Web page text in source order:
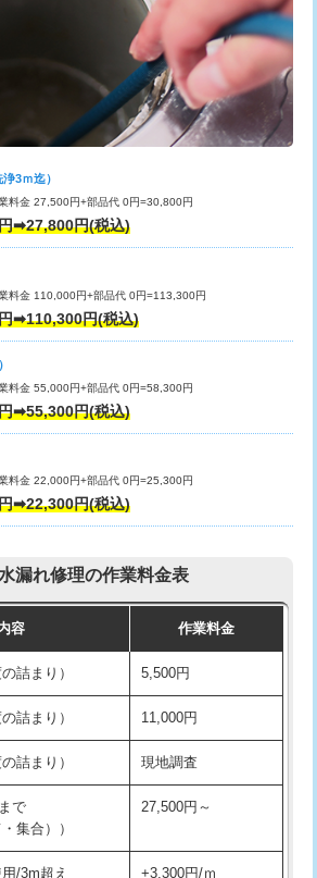
/3ｍ超え)
・埋め戻し作
11,000円~
工事/3ｍまで） 55,000円
水管工事/3ｍ超
・埋め戻し作業）
満）
以上）
さ10㎝まで）
厚さ10㎝超え）
㎝まで）
10㎝超え）
16,500円
現場見積
までの価格です。
8,800円
処理・清掃・修
など（軽作業）
11,000円
水処理・清掃・修
など（中作業）
22,000円
水処理・清掃・修
工など（重作業）
33,000円
）
付・デッキ
（壁付・デッキ
16,500円+材料費
排水トラップ
品） 11,000円+材料費
） 13,200円
栓） 16,500円
・分岐水栓） 16,500円
加工) 16,500円
止め) 3,300円
具設置)
3ｍ迄）
料金 27,500円+部品代 0円=30,800円
➡27,800円(税込)
料金 110,000円+部品代 0円=113,300円
➡110,300円(税込)
料金 55,000円+部品代 0円=58,300円
➡55,300円(税込)
料金 22,000円+部品代 0円=25,300円
➡22,300円(税込)
漏れ修理の作業料金表
容 作業料金
詰まり） 5,500円
詰まり） 11,000円
詰まり） 現地調査
で
集合））
27,500円～
/3m超え
+3,300円/ｍ